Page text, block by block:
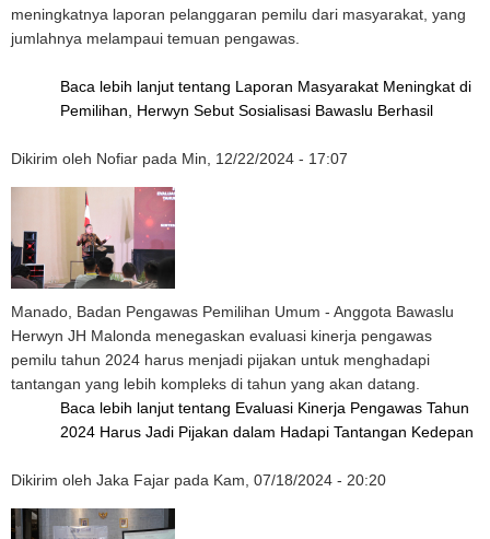
meningkatnya laporan pelanggaran pemilu dari masyarakat, yang
jumlahnya melampaui temuan pengawas.
Baca lebih lanjut tentang Laporan Masyarakat Meningkat di
Pemilihan, Herwyn Sebut Sosialisasi Bawaslu Berhasil
Dikirim oleh Nofiar pada Min, 12/22/2024 - 17:07
Manado, Badan Pengawas Pemilihan Umum - Anggota Bawaslu
Herwyn JH Malonda menegaskan evaluasi kinerja pengawas
pemilu tahun 2024 harus menjadi pijakan untuk menghadapi
tantangan yang lebih kompleks di tahun yang akan datang.
Baca lebih lanjut tentang Evaluasi Kinerja Pengawas Tahun
2024 Harus Jadi Pijakan dalam Hadapi Tantangan Kedepan
Dikirim oleh Jaka Fajar pada Kam, 07/18/2024 - 20:20